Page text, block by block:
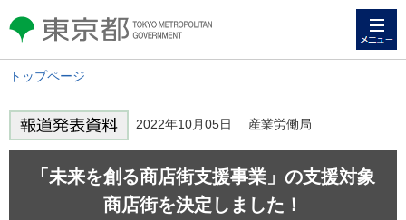
東京都 TOKYO METROPOLITAN
GOVERNMENT
トップページ
2022年10月05日 産業労働局
「未来を創る商店街支援事業」の支援対象
商店街を決定しました！